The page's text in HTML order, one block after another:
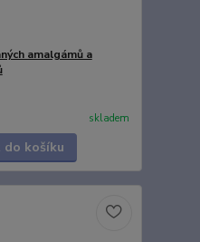
amalgámů a
skladem
do košíku